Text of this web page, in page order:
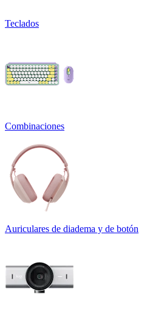
Teclados
Combinaciones
Auriculares de diadema y de botón